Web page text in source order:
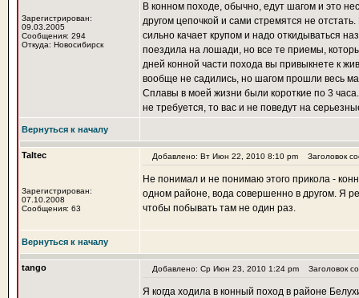
Зарегистрирован:
09.03.2005
Сообщения: 294
Откуда: Новосибирск
В конном походе, обычно, едут шагом и это
другом цепочкой и сами стремятся не
сильно качает крупом и надо откидываться
поездила на лошади, но все те приемы,
дней конной части похода вы привыкнете к
вообще не садились, но шагом прошли весь
Сплавы в моей жизни были короткие по 3
не требуется, то вас и не поведут на
Вернуться к началу
Taltec
Зарегистрирован:
07.10.2008
Сообщения: 63
Добавлено: Вт Июн 22, 2010 8:10 pm Заголовок
Не понимал и не понимаю этого прикола -
одном районе, вода совершенно в другом. Я
чтобы побывать там не один раз.
Вернуться к началу
tango Добавлено: Ср Июн 23, 2010 1:24 pm Заголовок
Я когда ходила в конный поход в районе